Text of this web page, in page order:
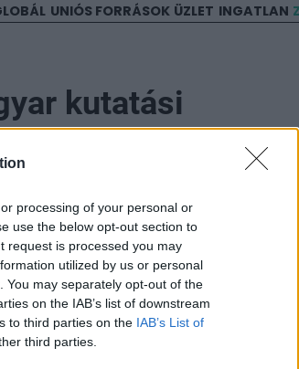
processing of your personal or
use the below opt-out section to
request is processed you may
utilized by us or personal
may separately opt-out of the
on the IAB’s list of downstream
to third parties on the IAB’s List of
third parties.
UNIÓS FORRÁSOK ÜZLET INGATLAN
kutatási
jön a
teljesítményalapú bérként az
meg, az új teljesítmény
el lapunknak Jakab Roland. A